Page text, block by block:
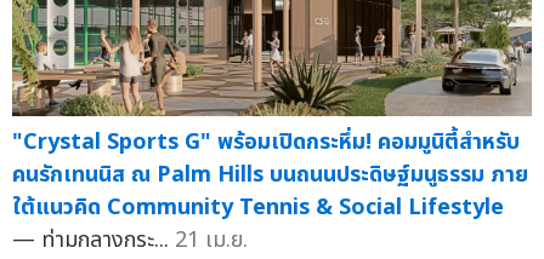
"Crystal Sports G" พร้อมเปิดกระหึ่ม! คอมมูนิตี้สำหรับ
คนรักเทนนิส ณ Palm Hills บนถนนประดิษฐ์มนูธรรม ภาย
ใต้แนวคิด Community Tennis & Social Lifestyle
— ท่ามกลางกระ... 21 เม.ย.